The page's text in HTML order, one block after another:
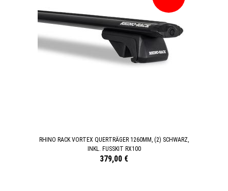
RHINO RACK VORTEX QUERTRÄGER 1260MM, (2) SCHWARZ,
INKL. FUSSKIT RX100
379,00 €